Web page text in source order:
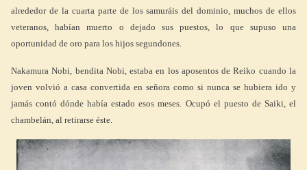
alrededor de la cuarta parte de los samuráis del dominio, muchos de ellos
veteranos, habían muerto o dejado sus puestos, lo que supuso una
oportunidad de oro para los hijos segundones.
Nakamura Nobi, bendita Nobi, estaba en los aposentos de Reiko cuando la
joven volvió a casa convertida en señora como si nunca se hubiera ido y
jamás contó dónde había estado esos meses. Ocupó el puesto de Saiki, el
chambelán, al retirarse éste.